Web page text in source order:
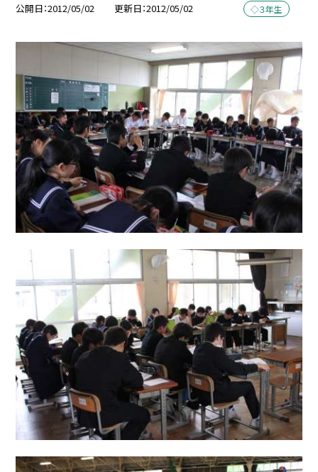
公開日 2012/05/02 更新日 2012/05/02 ◇３年生